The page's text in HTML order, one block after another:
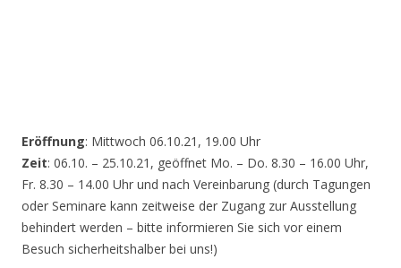
Eröffnung: Mittwoch 06.10.21, 19.00 Uhr
Zeit: 06.10. – 25.10.21, geöffnet Mo. – Do. 8.30 – 16.00 Uhr,
Fr. 8.30 – 14.00 Uhr und nach Vereinbarung (durch Tagungen
oder Seminare kann zeitweise der Zugang zur Ausstellung
behindert werden – bitte informieren Sie sich vor einem
Besuch sicherheitshalber bei uns!)